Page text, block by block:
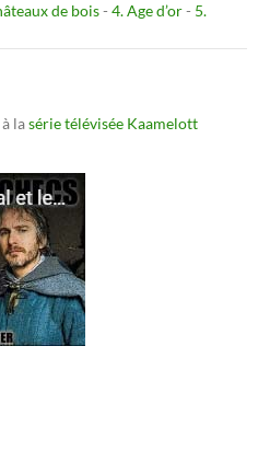
de bois- 4. Age d’or- 5.
lasérie télévisée Kaamelott